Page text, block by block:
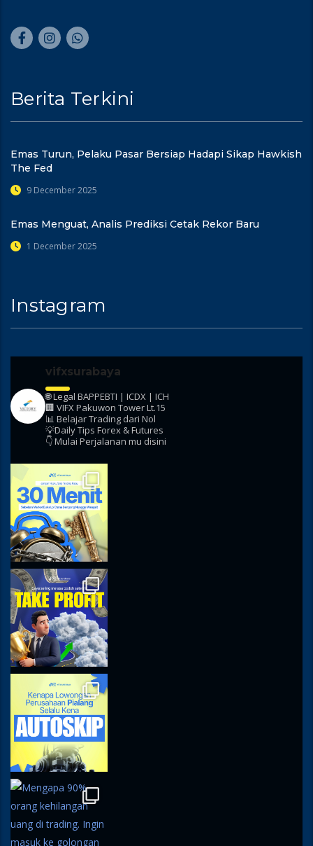
Berita Terkini
Emas Turun, Pelaku Pasar Bersiap Hadapi Sikap Hawkish
The Fed
9 December 2025
Emas Menguat, Analis Prediksi Cetak Rekor Baru
1 December 2025
Instagram
vifxsurabaya
🌐 Legal BAPPEBTI | ICDX | ICH
🏢 VIFX Pakuwon Tower Lt.15
📊 Belajar Trading dari Nol
💡Daily Tips Forex & Futures
👇 Mulai Perjalanan mu disini